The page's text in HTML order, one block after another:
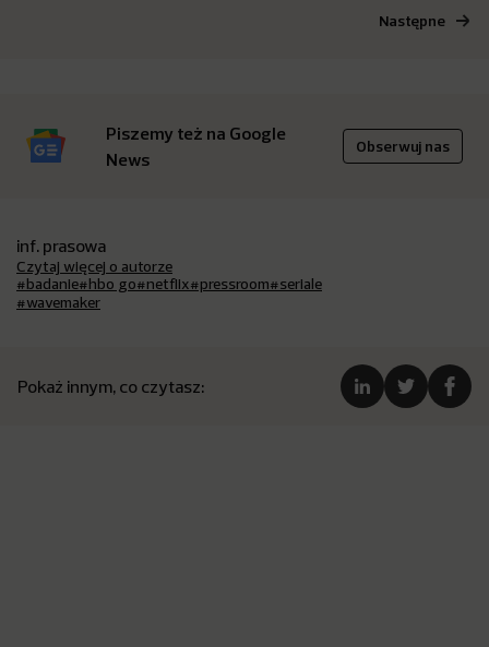
Następne
Piszemy też na Google
News
Obserwuj nas
inf. prasowa
Czytaj więcej o autorze
#badanie#hbo go#netflix#pressroom#seriale
#wavemaker
Pokaż innym, co czytasz: